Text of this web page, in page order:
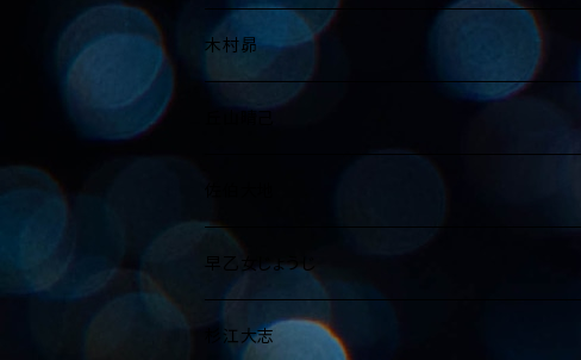
写真集
写真集
B5～A4
A5
写真展ブロマイド
B5～A4
写真集
B4～A3
B5～A4
写真展ブロマイド
写真集
B3～A2
B4～A3
写真展ブロマイド
木村昴
B3～A2
B5～A4
A5
丘山晴己
B4～A3
B5～A4
B3～A2
B4～A3
早乙女じょうじ
B3～A2
杉江大志